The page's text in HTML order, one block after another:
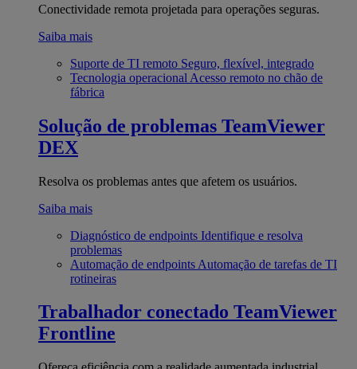
Conectividade remota projetada para operações seguras.
Saiba mais
Suporte de TI remoto Seguro, flexível, integrado
Tecnologia operacional Acesso remoto no chão de
fábrica
Solução de problemas TeamViewer
DEX
Resolva os problemas antes que afetem os usuários.
Saiba mais
Diagnóstico de endpoints Identifique e resolva
problemas
Automação de endpoints Automação de tarefas de TI
rotineiras
Trabalhador conectado TeamViewer
Frontline